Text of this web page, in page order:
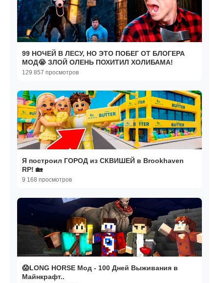
99 НОЧЕЙ В ЛЕСУ, НО ЭТО ПОБЕГ ОТ БЛОГЕРА
МОД😭 ЗЛОЙ ОЛЕНЬ ПОХИТИЛ ХОЛИБАМА!
129 857 просмотров
Я построил ГОРОД из СКВИШЕЙ в Brookhaven
RP! 🏡
9 168 просмотров
😱LONG HORSE Мод - 100 Дней Выживания в
Майнкрафт..